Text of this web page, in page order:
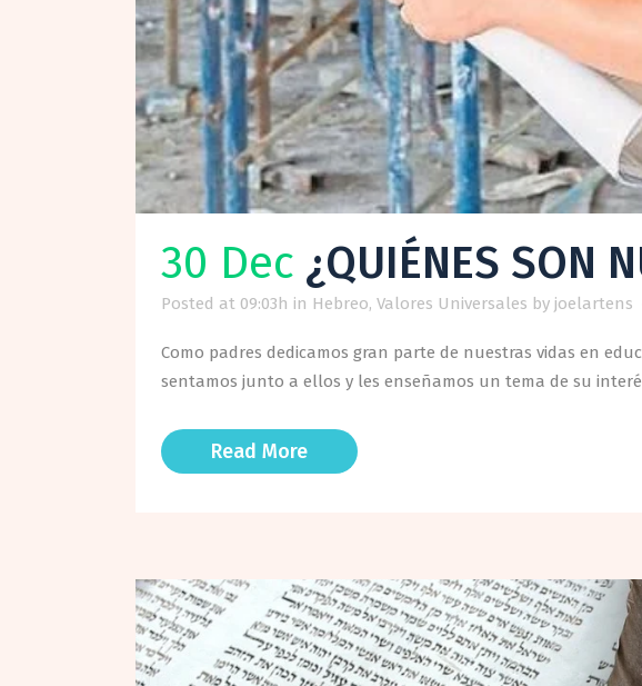
30 Dec ¿QUIÉNES SON
Posted at 09:03h in Hebreo, Valores Universales by joelartens
Como padres dedicamos gran parte de nuestras vidas en
sentamos junto a ellos y les enseñamos un tema de su
Read More